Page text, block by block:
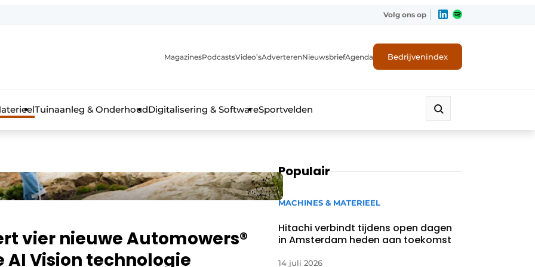
Volg ons op
MagazinesPodcastsVideo’sAdverterenNieuwsbriefAgenda Bedrijvenindex
Tuinaanleg & OnderhoudDigitalisering & SoftwareSportvelden
vier nieuwe Automowers®
AI Vision technologie
Populair
MACHINES & MATERIEEL
Hitachi verbindt tijdens open dagen
in Amsterdam heden aan toekomst
14 juli 2026